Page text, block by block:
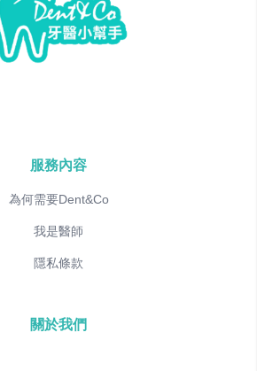
服務內容
為何需要Dent&Co
我是醫師
隱私條款
關於我們